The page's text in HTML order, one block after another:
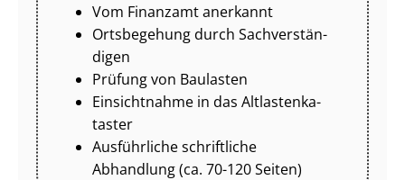
Vom Finanzamt anerkannt
Ortsbegehung durch Sach­ver­stän­
di­gen
Prüfung von Baulasten
Einsichtnahme in das Alt­las­ten­ka­
tas­ter
Ausführliche schriftliche
Abhandlung (ca. 70-120 Seiten)